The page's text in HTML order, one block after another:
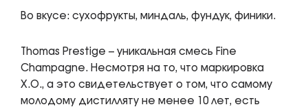
Во вкусе: сухофрукты, миндаль, фундук, финики.
Thomas Prestige – уникальная смесь Fine
Champagne. Несмотря на то, что маркировка
X.O., а это свидетельствует о том, что самому
молодому дистилляту не менее 10 лет, есть